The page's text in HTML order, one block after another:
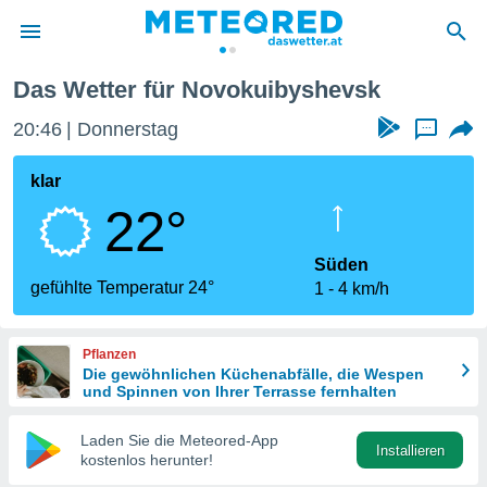
wurde
dass
sind.
diese
Das Wetter für Novokuibyshevsk
20:46 Donnerstag ...
klar
22°
gefühlte Temperatur 24°
Süden
1
4 km/h
Pflanzen
Die gewöhnlichen Küchenabfälle, die Wespen
und Spinnen von Ihrer Terrasse fernhalten
Laden Sie die Meteored-App
kostenlos herunter!
Installieren